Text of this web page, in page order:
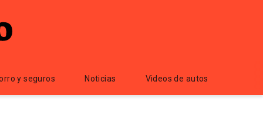
y seguros Noticias Videos de autos